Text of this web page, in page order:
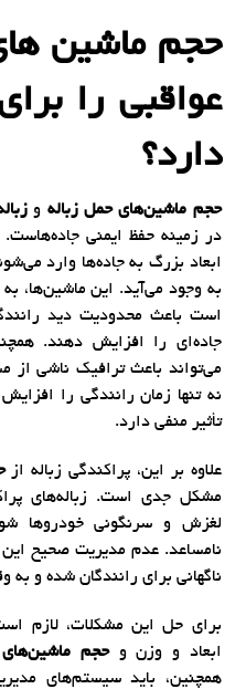
حجم ماشین
عواقبی را
دارد؟
حجم ماشین‌های حمل زباله و
در زمینه حفظ ایمنی جاده‌هاست.
ابعاد بزرگ به جاده‌ها وارد
به وجود می‌آید. این ماشین‌ها،
است باعث محدودیت دید
جاده‌ای را افزایش دهند.
می‌تواند باعث ترافیک ناشی از
نه تنها زمان رانندگی را
تأثیر منفی دارد.
علاوه بر این، پراکندگی زباله از
مشکل جدی است. زباله‌های
لغزش و سرنگونی خودروها
نامساعد. عدم مدیریت صحیح این
ناگهانی برای رانندگان شده و به
برای حل این مشکلات، لازم
ابعاد و وزن وحجم ماشین‌های
همچنین، باید سیستم‌های